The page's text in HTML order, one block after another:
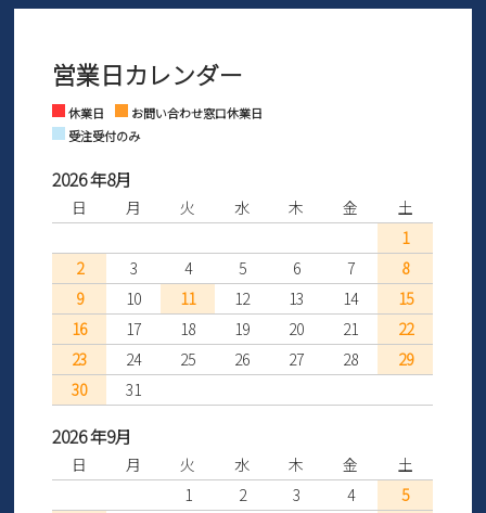
さい。
※土日祝はお問い合わせ窓口休業日となります。
Facebook Instagram
営業日カレンダー
休業日
お問い合わせ窓口休業日
受注受付のみ
2026 年8月
日 月 火 水 木 金
土
1
2
3 4 5 6 7
8
9
10 11 12 13 14
15
16
17 18 19 20 21
22
23
24 25 26 27 28
29
30
31
2026 年9月
日 月 火 水 木 金
土
1
2 3 4
5